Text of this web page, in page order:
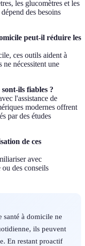
les glucomètres et les
des besoins
peut-il réduire les
ces outils aident à
ne nécessitent une
ils fiables ?
l'assistance de
modernes offrent
par des études
de ces
avec
des conseils
santé à domicile ne
ils peuvent
En restant proactif